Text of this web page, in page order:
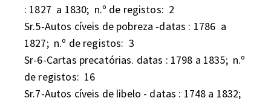
: 1827  a 1830;  n.º de registos:  2
Sr.5-Autos cíveis de pobreza -datas : 1786  a
1827;  n.º de registos:  3
Sr-6-Cartas precatórias. datas : 1798 a 1835;  n.º
de registos:  16
Sr.7-Autos cíveis de libelo - datas : 1748 a 1832;